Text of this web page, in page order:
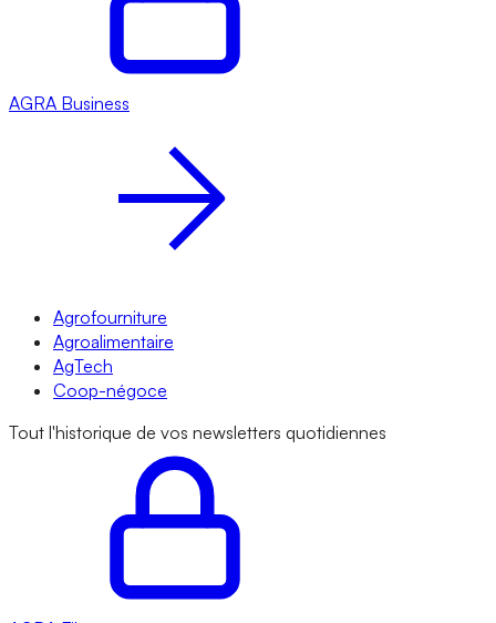
AGRA Business
Agrofourniture
Agroalimentaire
AgTech
Coop-négoce
Tout l'historique de vos newsletters quotidiennes